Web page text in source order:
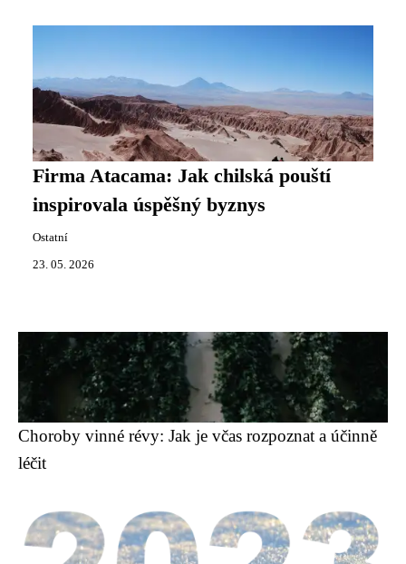
Firma Atacama: Jak chilská pouští
inspirovala úspěšný byznys
Ostatní
23. 05. 2026
Choroby vinné révy: Jak je včas rozpoznat a účinně
léčit